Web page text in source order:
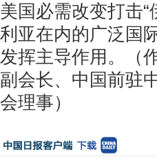
美国必需改变打击
利亚在内的广泛国
发挥主导作用。（
副会长、中国前驻
会理事）